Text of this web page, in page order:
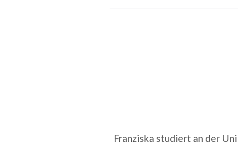
Franziska studiert an der